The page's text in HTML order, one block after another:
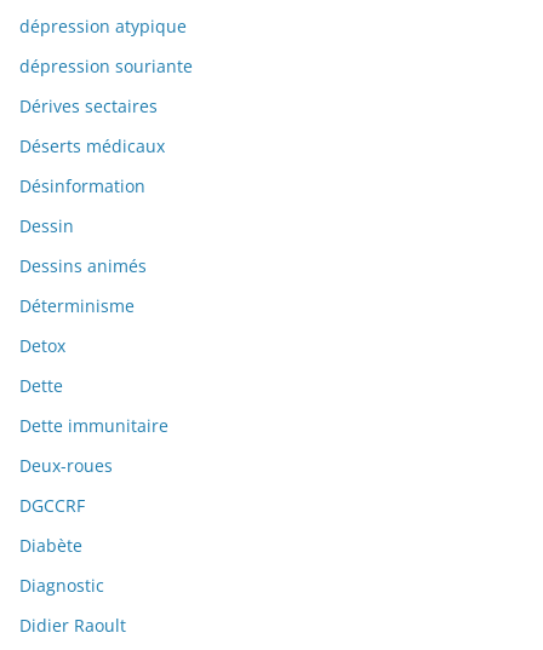
dépression atypique
dépression souriante
Dérives sectaires
Déserts médicaux
Désinformation
Dessin
Dessins animés
Déterminisme
Detox
Dette
Dette immunitaire
Deux-roues
DGCCRF
Diabète
Diagnostic
Didier Raoult